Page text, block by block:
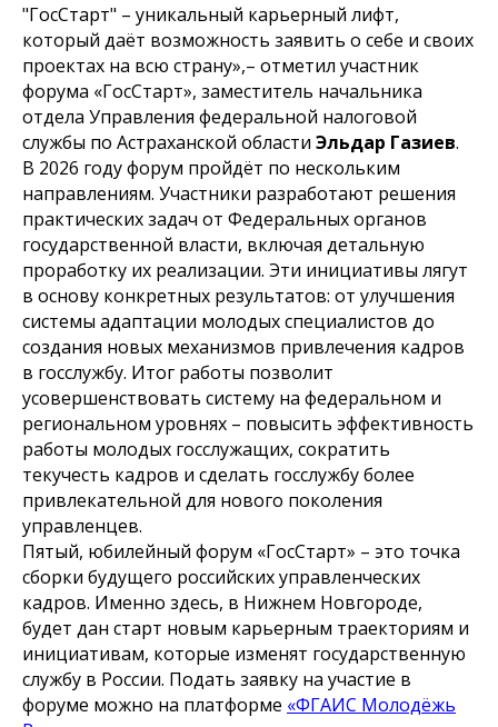
"ГосСтарт" – уникальный карьерный лифт,
который даёт возможность заявить о себе и своих
проектах на всю страну»,– отметил участник
форума «ГосСтарт», заместитель начальника
отдела Управления федеральной налоговой
службы по Астраханской области Эльдар Газиев.
В 2026 году форум пройдёт по нескольким
направлениям. Участники разработают решения
практических задач от Федеральных органов
государственной власти, включая детальную
проработку их реализации. Эти инициативы лягут
в основу конкретных результатов: от улучшения
системы адаптации молодых специалистов до
создания новых механизмов привлечения кадров
в госслужбу. Итог работы позволит
усовершенствовать систему на федеральном и
региональном уровнях – повысить эффективность
работы молодых госслужащих, сократить
текучесть кадров и сделать госслужбу более
привлекательной для нового поколения
управленцев.
Пятый, юбилейный форум «ГосСтарт» – это точка
сборки будущего российских управленческих
кадров. Именно здесь, в Нижнем Новгороде,
будет дан старт новым карьерным траекториям и
инициативам, которые изменят государственную
службу в России. Подать заявку на участие в
форуме можно на платформе «ФГАИС Молодёжь